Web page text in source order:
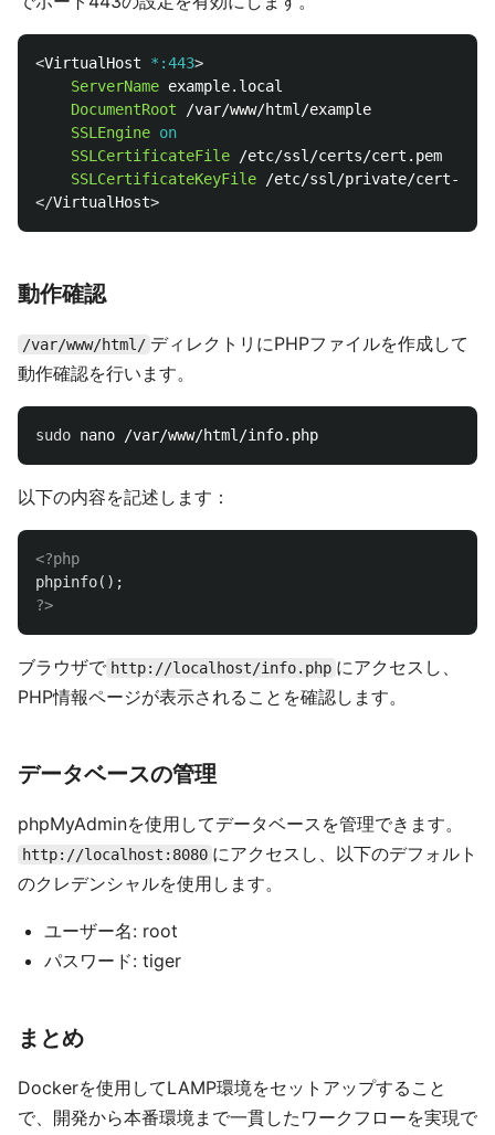
<VirtualHost *:443
ServerName example.local
DocumentRoot /var/www/html/example
SSLEngine on
SSLCertificateFile /etc/ssl/certs/cert.pem
SSLCertificateKeyFile
</VirtualHost
動作確認
/var/www/html/ ディレクトリにPHPファイルを作成して
動作確認を行います。
sudo
以下の内容を記述します：
<?php
phpinfo();
?>
ブラウザで http://localhost/info.php にアクセスし、
PHP情報ページが表示されることを確認します。
データベースの管理
phpMyAdminを使用してデータベースを管理できます。
http://localhost:8080 にアクセスし、以下のデフォルト
のクレデンシャルを使用します。
ユーザー名: root
パスワード: tiger
まとめ
Dockerを使用してLAMP環境をセットアップすること
で、開発から本番環境まで一貫したワークフローを実現で